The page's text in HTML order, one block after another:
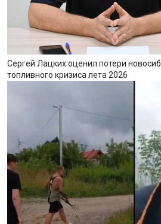
Сергей Лацких оценил потери
топливного кризиса лета 2026